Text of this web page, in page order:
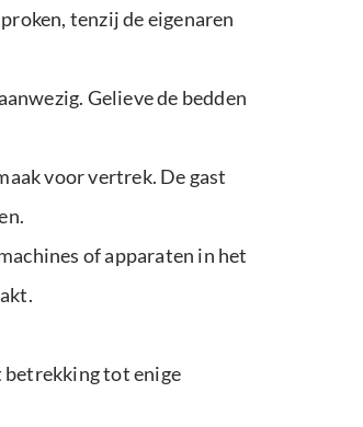
tenzij de eigenaren
Gelieve de bedden
voor vertrek. De gast
of apparaten in het
betrekking tot enige